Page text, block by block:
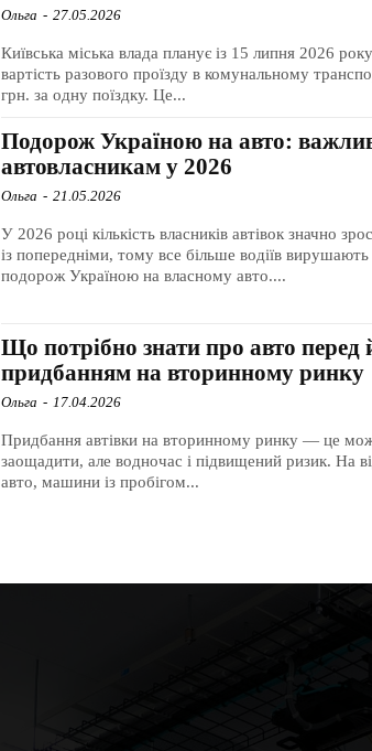
Ольга - 27.05.2026
Київська міська влада планує із 15 липня 2026
вартість разового проїзду в комунальному
грн. за одну поїздку. Це...
Подорож Україною на авто:
автовласникам у 2026
Ольга - 21.05.2026
У 2026 році кількість власників автівок значно
із попередніми, тому все більше водіїв вирушають
подорож Україною на власному авто....
Що потрібно знати про авто перед
придбанням на вторинному ринку
Ольга - 17.04.2026
Придбання автівки на вторинному ринку — це
заощадити, але водночас і підвищений ризик. На
авто, машини із пробігом...